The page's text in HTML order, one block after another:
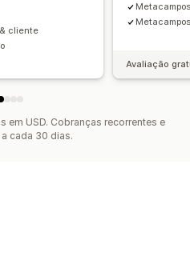
cliente
Avaliação
em USD. Cobranças recorrentes e
cada 30 dias.